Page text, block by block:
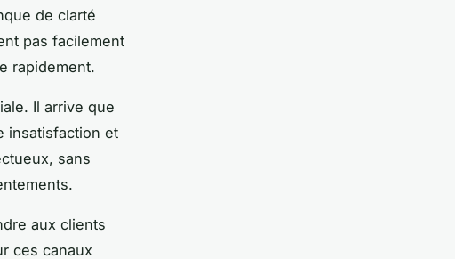
de clarté
pas facilement
rapidement.
Il arrive que
insatisfaction et
sans
aux clients
ces canaux